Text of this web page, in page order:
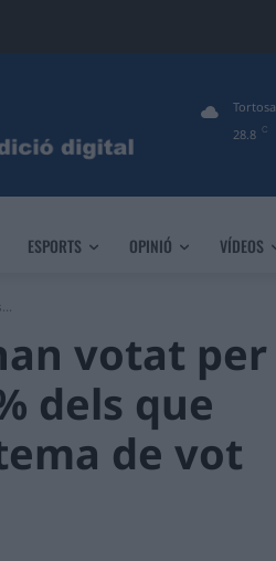
28.8 C
Tortosa
ESPORTS OPINIÓ VÍDEOS
votat per
dels que
de vot